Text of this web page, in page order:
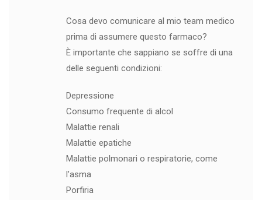
Cosa devo comunicare al mio team medico
prima di assumere questo farmaco?
È importante che sappiano se soffre di una
delle seguenti condizioni:
Depressione
Consumo frequente di alcol
Malattie renali
Malattie epatiche
Malattie polmonari o respiratorie, come
l’asma
Porfiria